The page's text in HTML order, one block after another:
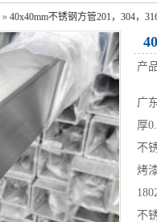
»40x40mm不锈钢方管201，304，
产
广
厚
不
烤
不